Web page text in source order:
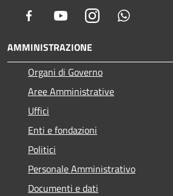
Facebook YoutubeInstagram
AMMINISTRAZIONE
Organi di Governo
Aree Amministrative
Uffici
Enti e fondazioni
Politici
Personale Amministrativo
Documenti e dati